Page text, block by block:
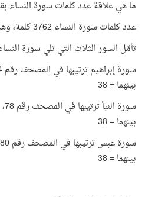
ما هي علاقة عدد كلمات سورة النساء
عدد كلمات سورة النساء 3762 كلمة، وهذا العدد = 99 × 38
تأمّل السور الثلاث التي تلي سورة
بينهما = 38
بينهما = 38
بينهما = 38